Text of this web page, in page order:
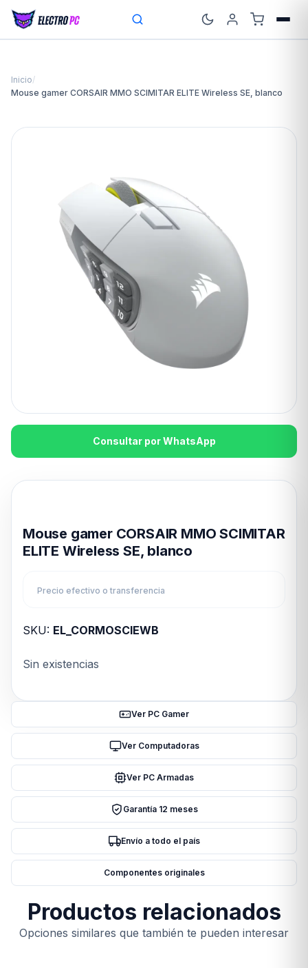
Inicio/
Mouse gamer CORSAIR MMO SCIMITAR ELITE Wireless SE, blanco
Consultar por WhatsApp
Mouse gamer CORSAIR MMO SCIMITAR
ELITE Wireless SE, blanco
Precio efectivo o transferencia
SKU: EL_CORMOSCIEWB
Sin existencias
Ver PC Gamer
Ver Computadoras
Ver PC Armadas
Garantía 12 meses
Envío a todo el país
Componentes originales
Productos relacionados
Opciones similares que también te pueden interesar